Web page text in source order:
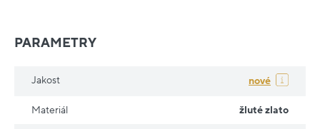
PARAMETRY
Jakost nové
Materiál žluté zlato